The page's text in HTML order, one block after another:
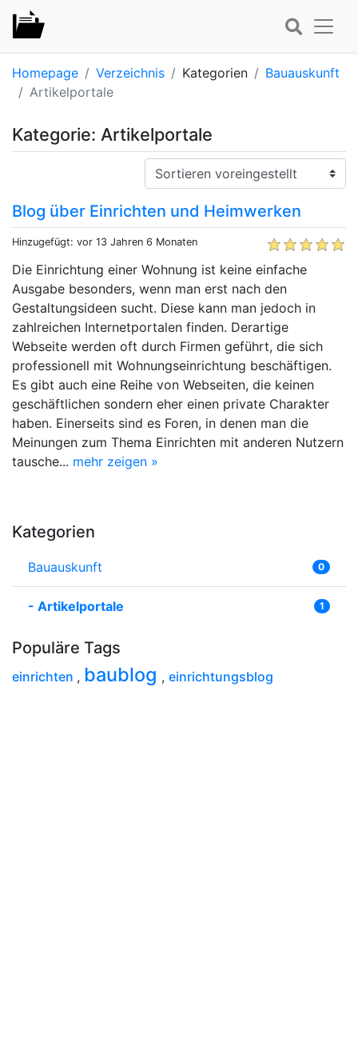
Homepage Verzeichnis Kategorien
Bauauskunft
Artikelportale
Kategorie: Artikelportale
Sortieren:
Blog über Einrichten und Heimwerken
Hinzugefügt: vor 13 Jahren 6 Monaten
Die Einrichtung einer Wohnung ist keine einfache
Ausgabe besonders, wenn man erst nach den
Gestaltungsideen sucht. Diese kann man jedoch in
zahlreichen Internetportalen finden. Derartige
Webseite werden oft durch Firmen geführt, die sich
professionell mit Wohnungseinrichtung beschäftigen.
Es gibt auch eine Reihe von Webseiten, die keinen
geschäftlichen sondern eher einen private Charakter
haben. Einerseits sind es Foren, in denen man die
Meinungen zum Thema Einrichten mit anderen Nutzern
tausche... mehr zeigen »
Kategorien
Bauauskunft 0
- Artikelportale 1
Populäre Tags
einrichten , baublog , einrichtungsblog